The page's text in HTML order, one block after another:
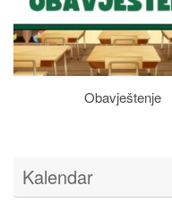
Obavještenje
Kalendar